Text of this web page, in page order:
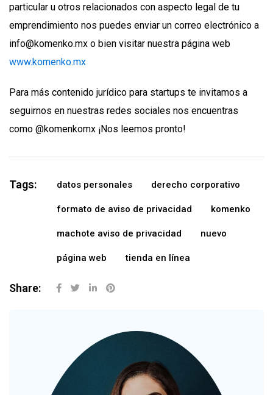
particular u otros relacionados con aspecto legal de tu
emprendimiento nos puedes enviar un correo electrónico a
info@komenko.mx o bien visitar nuestra página web
www.komenko.mx
Para más contenido jurídico para startups te invitamos a
seguirnos en nuestras redes sociales nos encuentras
como @komenkomx ¡Nos leemos pronto!
Tags: datos personales derecho corporativo
formato de aviso de privacidad komenko
machote aviso de privacidad nuevo
página web tienda en línea
Share: